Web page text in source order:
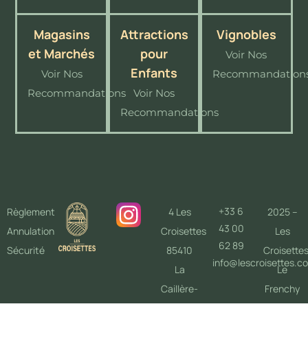
Magasins
et Marchés
Voir Nos
Recommandations
Attractions
pour
Enfants
Voir Nos
Recommandations
Vignobles
Voir Nos
Règlement
Annulation
Sécurité
4 Les
Croisettes
85410
La
Caillère-
Saint-
+33 6
43 00
62 89
2025 –
Les
Le
Frenchy
Studio